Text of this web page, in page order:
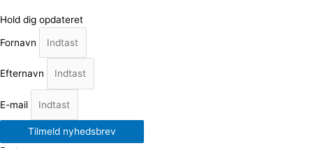
Hold dig opdateret
Fornavn
Efternavn
E-mail
Tilmeld nyhedsbrev